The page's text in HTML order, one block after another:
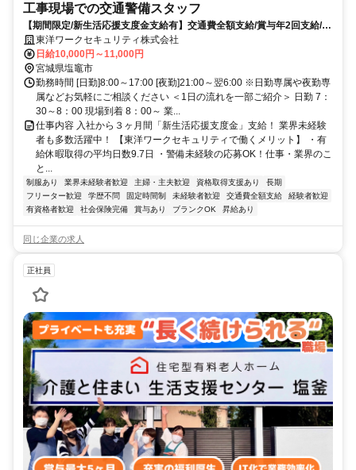
工事現場での交通警備スタッフ
【期間限定/新生活応援支度金支給有】交通費全額支給/賞与年2回支給/合
否連絡最短当日/希望休取得可
東洋ワークセキュリティ株式会社
日給10,000円～11,000円
宮城県塩竈市
勤務時間 [日勤]8:00～17:00 [夜勤]21:00～翌6:00 ※日勤専属や夜勤専
属などお気軽にご相談ください ＜1日の流れを一部ご紹介＞ 日勤 7：
30～8：00 現場到着 8：00～ 業...
仕事内容 入社から３ヶ月間「新生活応援支度金」支給！ 業界未経験
者も多数活躍中！ 【東洋ワークセキュリティで働くメリット】 ・有
給休暇取得の平均日数9.7日 ・警備未経験の応募OK！仕事・業界のこ
と...
制服あり 業界未経験者歓迎 主婦・主夫歓迎 資格取得支援あり
長期
フリーター歓迎
学歴不問 固定時間制 未経験者歓迎 交通費全額支給
経験者歓迎
有資格者歓迎
社会保険完備 賞与あり ブランクOK 昇給あり
同じ企業の求人
正社員